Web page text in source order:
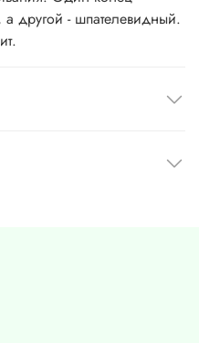
другой - шпателевидный.